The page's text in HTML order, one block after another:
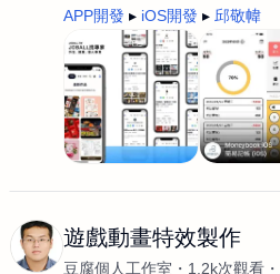
APP開發
iOS開發 邱敬幃
遊戲動畫特效製作
豆腐個人工作室 1.2k次觀看